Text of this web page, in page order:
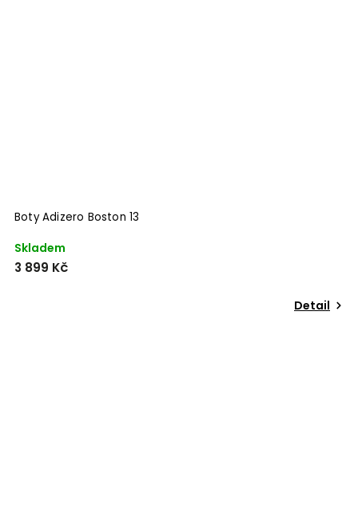
Boty Adizero Boston 13
Skladem
3 899 Kč
Detail